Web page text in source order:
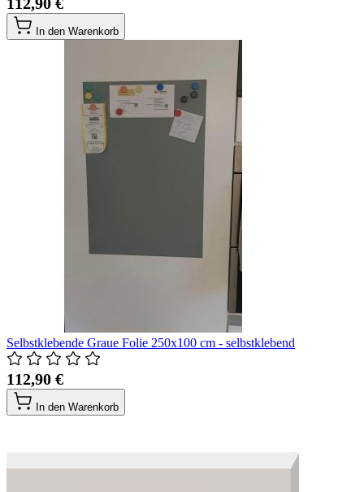
In den Warenkorb
Selbstklebende Graue Folie 250x100 cm - selbstklebend
112,90 €
In den Warenkorb